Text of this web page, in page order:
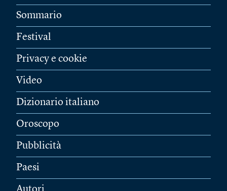
Sommario
Festival
Privacy e cookie
Video
Dizionario italiano
Oroscopo
Pubblicità
Paesi